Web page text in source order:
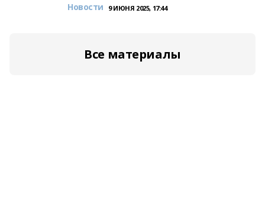
Новости 9 ИЮНЯ 2025, 17:44
Все материалы